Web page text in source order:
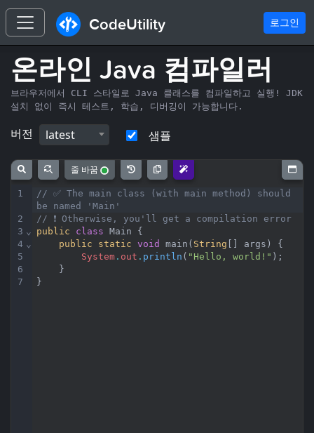
CodeUtility 로그인
온라인 Java 컴파일러
브라우저에서 CLI 스타일로 Java 클래스를 컴파일하고 실행! JDK
설치 없이 즉시 테스트, 학습, 디버깅이 가능합니다.
버전 latest 샘플
줄 바꿈
1
2
3
4
5
6
7
⌄
⌄
// ✅ The main class (with main method) should
be named 'Main'
// ❗ Otherwise, you'll get a compilation error
public
class Main {
public
static void main ( String [] args ) {
System . out . println ( "Hello, world!" ) ;
    }
}